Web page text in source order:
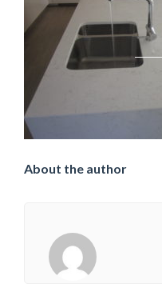
About the author